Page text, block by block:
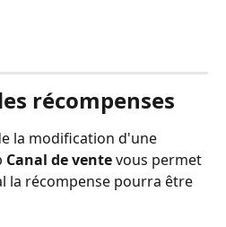
récompenses
la modification d'une
Canal de vente vous permet
la récompense pourra être